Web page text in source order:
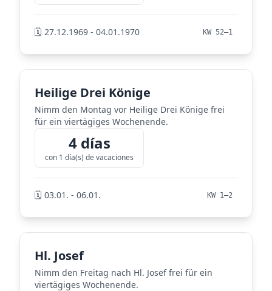
🗓️ 27.12.1969 - 04.01.1970 KW 52–1
Heilige Drei Könige
Nimm den Montag vor Heilige Drei Könige frei
für ein viertägiges Wochenende.
4 días
con 1 día(s) de vacaciones
🗓️ 03.01. - 06.01. KW 1–2
Hl. Josef
Nimm den Freitag nach Hl. Josef frei für ein
viertägiges Wochenende.